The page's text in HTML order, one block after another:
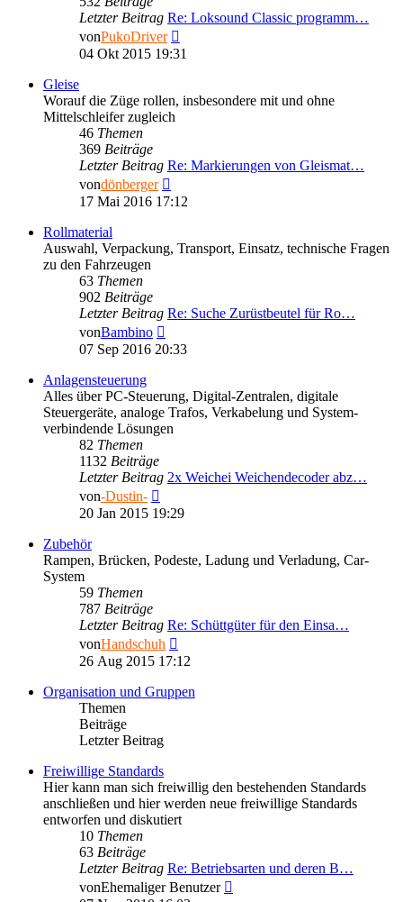
Letzter Beitrag Re: Loksound Classic programm…
vonPukoDriver
Beitrag
04 Okt 2015 19:31
Gleise
Worauf die Züge rollen, insbesondere mit und ohne
Mittelschleifer zugleich
46 Themen
369 Beiträge
Letzter Beitrag Re: Markierungen von Gleismat…
vondönberger
Beitrag
17 Mai 2016 17:12
Rollmaterial
Auswahl, Verpackung, Transport, Einsatz, technische Fragen
zu den Fahrzeugen
63 Themen
902 Beiträge
Letzter Beitrag Re: Suche Zurüstbeutel für Ro…
vonBambino
Beitrag
07 Sep 2016 20:33
Anlagensteuerung
Alles über PC-Steuerung, Digital-Zentralen, digitale
Steuergeräte, analoge Trafos, Verkabelung und System-
verbindende Lösungen
82 Themen
1132 Beiträge
Letzter Beitrag 2x Weichei Weichendecoder abz…
von-Dustin-
Beitrag
20 Jan 2015 19:29
Zubehör
Rampen, Brücken, Podeste, Ladung und Verladung, Car-
System
59 Themen
787 Beiträge
Letzter Beitrag Re: Schüttgüter für den Einsa…
vonHandschuh
Beitrag
26 Aug 2015 17:12
Organisation und Gruppen
Themen
Beiträge
Letzter Beitrag
Freiwillige Standards
Hier kann man sich freiwillig den bestehenden Standards
anschließen und hier werden neue freiwillige Standards
entworfen und diskutiert
10 Themen
63 Beiträge
Letzter Beitrag Re: Betriebsarten und deren B…
vonEhemaliger Benutzer